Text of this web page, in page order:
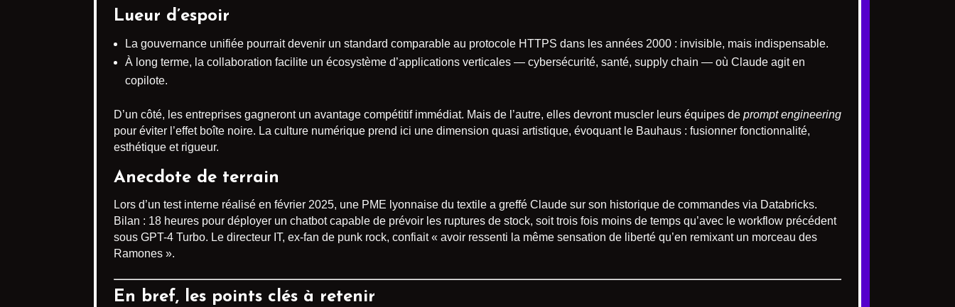
Lueur d’espoir
La gouvernance unifiée pourrait devenir un standard comparable au protocole HTTPS dans les années 2000 : invisible, mais indispensable.
À long terme, la collaboration facilite un écosystème d’applications verticales — cybersécurité, santé, supply chain — où Claude agit en
copilote.
D’un côté, les entreprises gagneront un avantage compétitif immédiat. Mais de l’autre, elles devront muscler leurs équipes de prompt engineering
pour éviter l’effet boîte noire. La culture numérique prend ici une dimension quasi artistique, évoquant le Bauhaus : fusionner fonctionnalité,
esthétique et rigueur.
Anecdote de terrain
Lors d’un test interne réalisé en février 2025, une PME lyonnaise du textile a greffé Claude sur son historique de commandes via Databricks.
Bilan : 18 heures pour déployer un chatbot capable de prévoir les ruptures de stock, soit trois fois moins de temps qu’avec le workflow précédent
sous GPT-4 Turbo. Le directeur IT, ex-fan de punk rock, confiait « avoir ressenti la même sensation de liberté qu’en remixant un morceau des
Ramones ».
En bref, les points clés à retenir